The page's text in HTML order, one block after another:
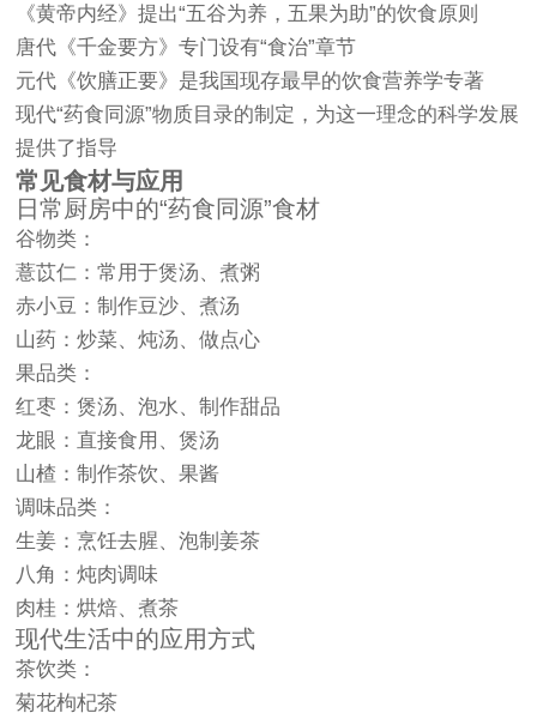
《黄帝内经》提出“五谷为养，五果为助”的饮食原则
唐代《千金要方》专门设有“食治”章节
元代《饮膳正要》是我国现存最早的饮食营养学专著
现代“药食同源”物质目录的制定，为这一理念的科学发展
提供了指导
常见食材与应用
日常厨房中的“药食同源”食材
谷物类：
薏苡仁：常用于煲汤、煮粥
赤小豆：制作豆沙、煮汤
山药：炒菜、炖汤、做点心
果品类：
红枣：煲汤、泡水、制作甜品
龙眼：直接食用、煲汤
山楂：制作茶饮、果酱
调味品类：
生姜：烹饪去腥、泡制姜茶
八角：炖肉调味
肉桂：烘焙、煮茶
现代生活中的应用方式
茶饮类：
菊花枸杞茶